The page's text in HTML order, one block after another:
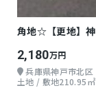
角地☆【更地】
2,180万円
兵庫県神戸市北区
土地 / 敷地210.95㎡